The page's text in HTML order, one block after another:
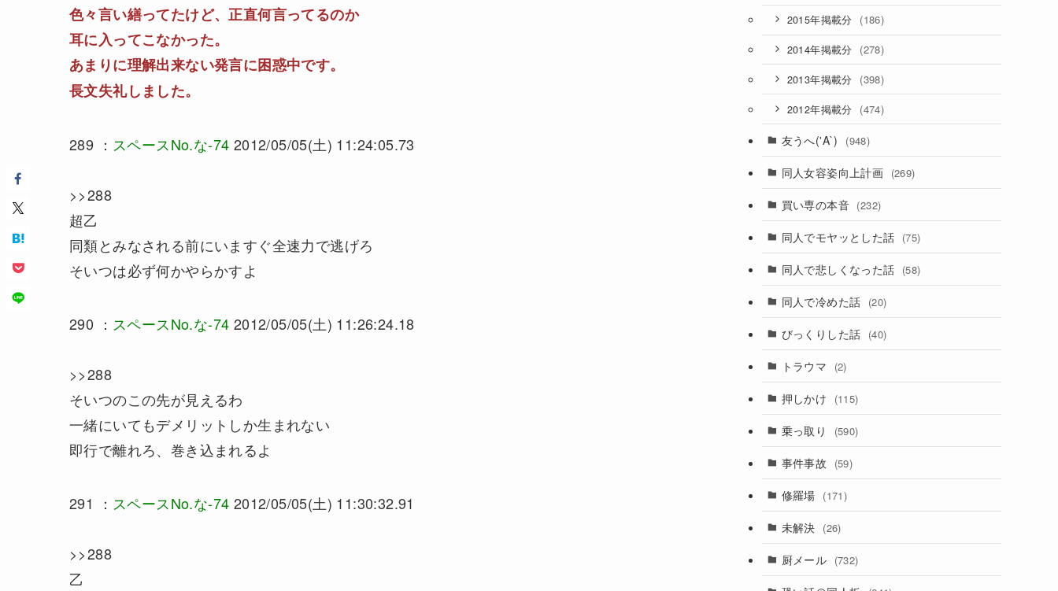
色々言い繕ってたけど、正直何言ってるのか
耳に入ってこなかった。
あまりに理解出来ない発言に困惑中です。
長文失礼しました。
289 ： スペースNo.な-74 2012/05/05(土) 11:24:05.73
>>288
超乙
同類とみなされる前にいますぐ全速力で逃げろ
そいつは必ず何かやらかすよ
290 ： スペースNo.な-74 2012/05/05(土) 11:26:24.18
>>288
そいつのこの先が見えるわ
一緒にいてもデメリットしか生まれない
即行で離れろ、巻き込まれるよ
291 ： スペースNo.な-74 2012/05/05(土) 11:30:32.91
>>288
乙
2015年掲載分 (186)
2014年掲載分 (278)
2013年掲載分 (398)
2012年掲載分 (474)
友うへ('A`) (948)
同人女容姿向上計画 (269)
買い専の本音 (232)
同人でモヤッとした話 (75)
同人で悲しくなった話 (58)
同人で冷めた話 (20)
びっくりした話 (40)
トラウマ (2)
押しかけ (115)
乗っ取り (590)
事件事故 (59)
修羅場 (171)
未解決 (26)
厨メール (732)